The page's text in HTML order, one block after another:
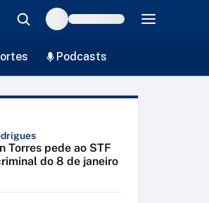
Podcasts
Torres pede ao STF
do 8 de janeiro